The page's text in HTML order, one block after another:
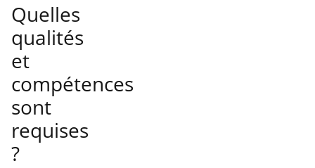
Quelles
qualités
et
compétences
sont
requises
?